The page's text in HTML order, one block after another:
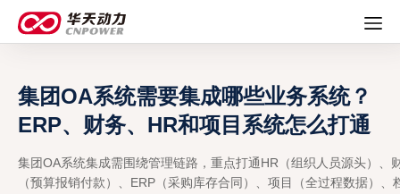
集团OA系统需要集成哪些业务系统？
ERP、财务、HR和项目系统怎么打通
集团OA系统集成需围绕管理链路，重点打通HR（组织人员源头）、
（预算报销付款）、ERP（采购库存合同）、项目（全过程数据）、